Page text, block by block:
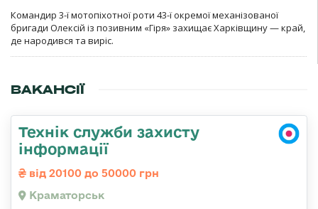
Командир 3-ї мотопіхотної роти 43-ї окремої механізованої
бригади Олексій із позивним «Гіря» захищає Харківщину — край,
де народився та виріс.
ВАКАНСІЇ
Технік служби захисту
інформації
від 20100 до 50000 грн
Краматорськ